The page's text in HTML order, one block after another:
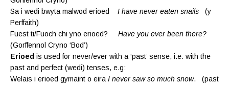
Sa i wedi bwyta malwod erioed I have never eaten snails (y
Perffaith)
Fuest ti/Fuoch chi yno erioed?
Have you ever been there?
(Gorffennol Cryno ‘Bod’)
Erioed is used for never/ever with a ‘past’ sense, i.e. with the
past and perfect (wedi) tenses, e.g:
Welais i erioed gymaint o eira I never saw so much snow. (past